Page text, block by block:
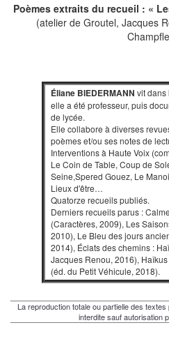
Poèmes extraits du recueil : «
(atelier de Groutel, Jacques
Éliane BIEDERMANN vit dans
elle a été professeur, puis
de lycée.
Elle collabore à diverses
poèmes et/ou ses notes de
Interventions à Haute Voix
Le Coin de Table, Coup de
Seine,Spered Gouez, Le
Lieux d'être…
Quatorze recueils publiés.
Derniers recueils parus :
(Caractères, 2009), Les
2010), Le Bleu des jours
2014), Éclats des chemins :
Jacques Renou, 2016),
(éd. du Petit Véhicule, 2018).
La reproduction totale ou partielle des
interdite sauf autorisation